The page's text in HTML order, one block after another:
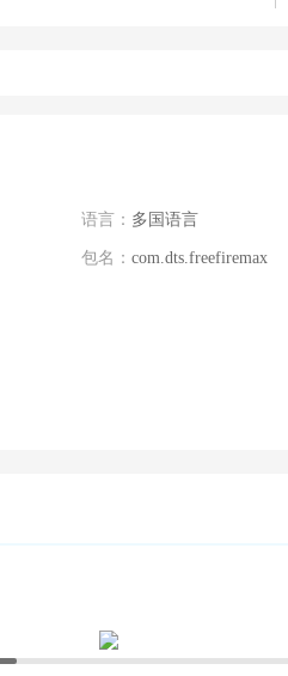
语言： 多国语言
包名： com.dts.freefiremax